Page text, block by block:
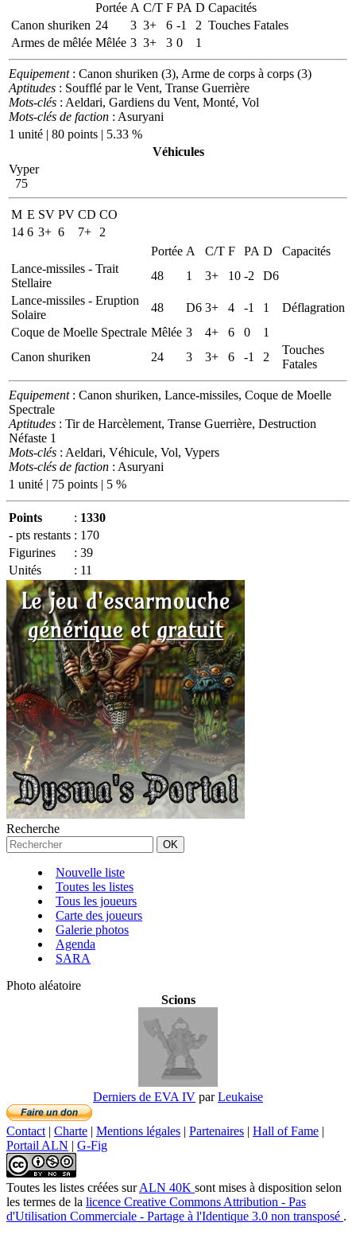
Portée A C/T F PA D Capacités
Canon shuriken 24 3 3+ 6 -1 2 Touches Fatales
Armes de mêlée Mêlée 3 3+ 3 0 1
Equipement: Canon shuriken (3), Arme de corps à corps (3)
Aptitudes : Soufflé par le Vent, Transe Guerrière
Mots-clés : Aeldari, Gardiens du Vent, Monté, Vol
Mots-clés de faction : Asuryani
1 unité | 80 points | 5.33 %
Véhicules
Vyper
75
M E SV PV CD CO
14 6 3+ 6 7+
2
Portée A C/T F PA D
Capacités
Lance-missiles - Trait
Stellaire
48 1 3+ 10 -2
D6
Lance-missiles - Eruption
Solaire
48 D6 3+ 4 -1 1
Déflagration
Coque de Moelle Spectrale Mêlée 3 4+ 6 0
1
Canon shuriken
24 3 3+ 6 -1 2
Touches
Fatales
Equipement: Canon shuriken, Lance-missiles, Coque de Moelle
Spectrale
Aptitudes : Tir de Harcèlement, Transe Guerrière, Destruction
Néfaste 1
Mots-clés : Aeldari, Véhicule, Vol, Vypers
Mots-clés de faction : Asuryani
1 unité | 75 points | 5 %
Points : 1330
- pts restants : 170
Figurines
: 39
Unités
: 11
Recherche
Nouvelle liste
Toutes les listes
Tous les joueurs
Carte des joueurs
Galerie photos
Agenda
SARA
Photo aléatoire
Scions
Derniers de EVA IV parLeukaise
Contact | Charte | Mentions légales | Partenaires | Hall of Fame |
Portail ALN | G-Fig
Toutes les listes créées surALN 40K sont mises à disposition selon
les termes de la licence Creative Commons Attribution - Pas
d'Utilisation Commerciale - Partage à l'Identique 3.0 non transposé .